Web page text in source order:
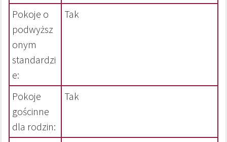
Pokoje o
podwyższ
onym
standardzi
e:
Tak
Pokoje
gościnne
dla rodzin:
Tak